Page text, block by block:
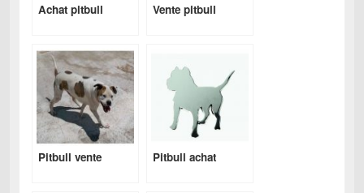
Achat pitbull Vente pitbull
Pitbull vente Pitbull achat